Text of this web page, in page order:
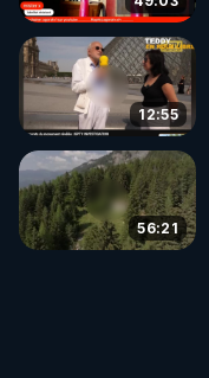
12:55
56:21